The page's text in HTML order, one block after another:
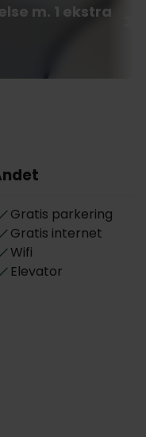
m. 1 ekstra
Gratis parkering
Gratis internet
Wifi
Elevator